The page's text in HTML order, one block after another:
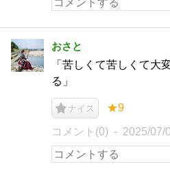
おさと
「苦しくて苦しくて大
る」
ナイス ★9
コメント(0) 2025/07/